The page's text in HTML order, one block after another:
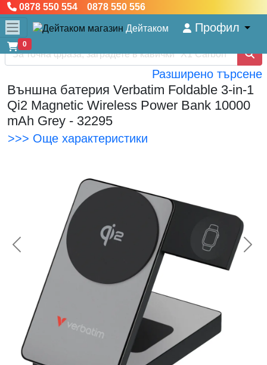
0878 550 554 0878 550 556
Дейтаком Профил
0
Разширено търсене
Външна батерия Verbatim Foldable 3-in-1
Qi2 Magnetic Wireless Power Bank 10000
mAh Grey - 32295
>>> Още характеристики
<< Предишна